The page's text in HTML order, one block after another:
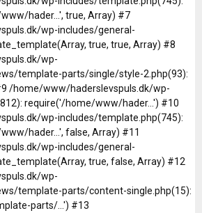
hader...', true, Array) #7
wp-includes/general-
true, true, Array) #8
wp-
template-parts/single/style-2.php(93):
/home/www/haderslevspuls.dk/wp-
require('/home/www/hader...') #10
wp-includes/template.php(745):
hader...', false, Array) #11
wp-includes/general-
true, false, Array) #12
wp-
template-parts/content-single.php(15):
parts/...') #13